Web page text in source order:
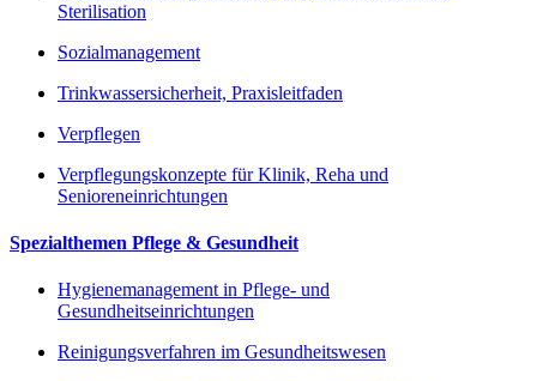
Sterilisation
Sozialmanagement
Trinkwassersicherheit, Praxisleitfaden
Verpflegen
Verpflegungskonzepte für Klinik, Reha und
Senioreneinrichtungen
Spezialthemen Pflege & Gesundheit
Hygienemanagement in Pflege- und
Gesundheitseinrichtungen
Reinigungsverfahren im Gesundheitswesen